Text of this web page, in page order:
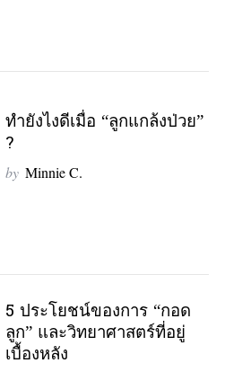
ทำยังไงดีเมื่อ “ลูกแกล้งป่วย”
?
by Minnie C.
5 ประโยชน์ของการ “กอด
ลูก” และวิทยาศาสตร์ที่อยู่
เบื้องหลัง